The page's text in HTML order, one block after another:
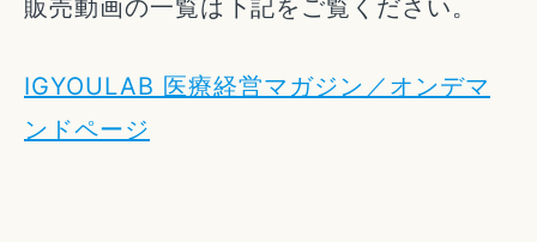
販売動画の一覧は下記をご覧ください。
IGYOULAB 医療経営マガジン／オンデマ
ンドページ